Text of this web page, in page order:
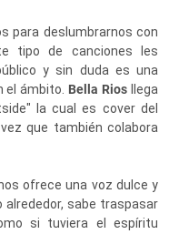
para deslumbrarnos con
tipo de canciones les
y sin duda es una
el ámbito. Bella Rios llega
la cual es cover del
que también colabora
ofrece una voz dulce y
sabe traspasar
si tuviera el espíritu